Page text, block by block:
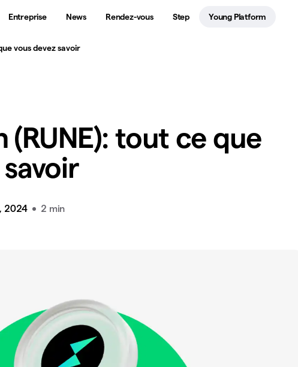
Entreprise News Rendez-vous Step Young Platform
vous devez savoir
(RUNE): tout ce que
2024 2 min